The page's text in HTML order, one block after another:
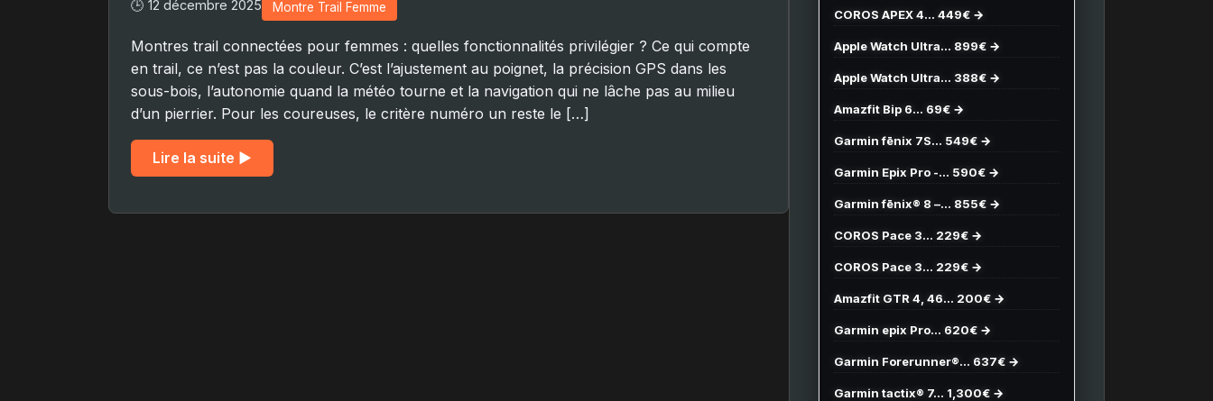
🕒 12 décembre 2025 Montre Trail Femme
Montres trail connectées pour femmes : quelles fonctionnalités privilégier ? Ce qui compte
en trail, ce n’est pas la couleur. C’est l’ajustement au poignet, la précision GPS dans les
sous-bois, l’autonomie quand la météo tourne et la navigation qui ne lâche pas au milieu
d’un pierrier. Pour les coureuses, le critère numéro un reste le […]
Lire la suite ▶︎
COROS APEX 4… 449€ →
Apple Watch Ultra… 899€ →
Apple Watch Ultra… 388€ →
Amazfit Bip 6… 69€ →
Garmin fēnix 7S… 549€ →
Garmin Epix Pro -… 590€ →
Garmin fēnix® 8 –… 855€ →
COROS Pace 3… 229€ →
COROS Pace 3… 229€ →
Amazfit GTR 4, 46… 200€ →
Garmin epix Pro… 620€ →
Garmin Forerunner®… 637€ →
Garmin tactix® 7… 1,300€ →